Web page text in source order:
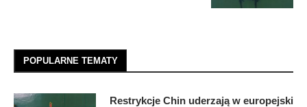
POPULARNE TEMATY
Restrykcje Chin uderzają w europejski